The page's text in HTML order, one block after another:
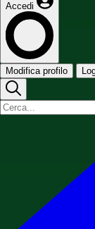
Accedi
Modifica profilo